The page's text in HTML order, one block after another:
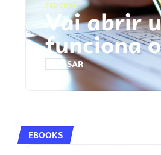
FEDERAL
Vai abrir
funciona
ACESSAR
EBOOKS